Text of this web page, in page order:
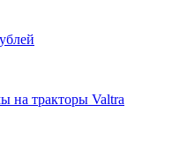
на тракторы Valtra